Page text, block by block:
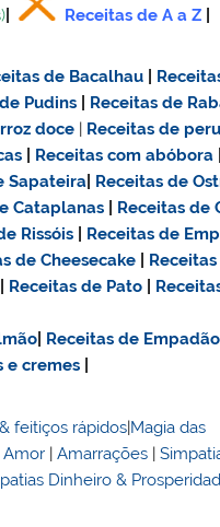
Receitas de A a Z
de Bacalhau
Pudins Receitas de
doce Receitas de peru
Receitas com abóbora
Sapateira Receitas de
Cataplanas Receitas de
Rissóis Receitas de
de Cheesecake
Receitas de Pato
Receitas de Empadão
e cremes
feitiços rápidos|Magia das
Amor |Amarrações |
Dinheiro &